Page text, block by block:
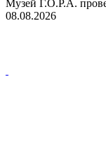
Музей Г.О.Р.А.
08.08.2026